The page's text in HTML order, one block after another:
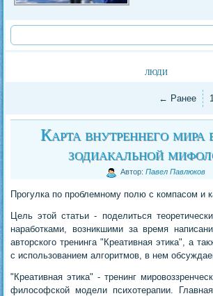
люди
← Ранее
Карта внутреннего мира
зодиакальной
Автор: Павел Павлюков
Прогулка по проблемному полю с компасом и
Цель этой статьи - поделиться
наработками, возникшими за время
авторского тренинга "Креативная этика", а
с использованием алгоритмов, в нем
"Креативная этика" - тренинг
философской модели психотерапии.